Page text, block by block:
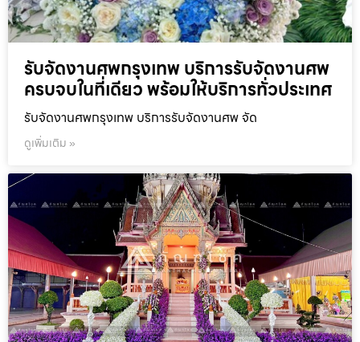
รับจัดงานศพกรุงเทพ บริการรับจัดงานศพ
ครบจบในที่เดียว พร้อมให้บริการทั่วประเทศ
รับจัดงานศพกรุงเทพ บริการรับจัดงานศพ จัด
ดูเพิ่มเติม »